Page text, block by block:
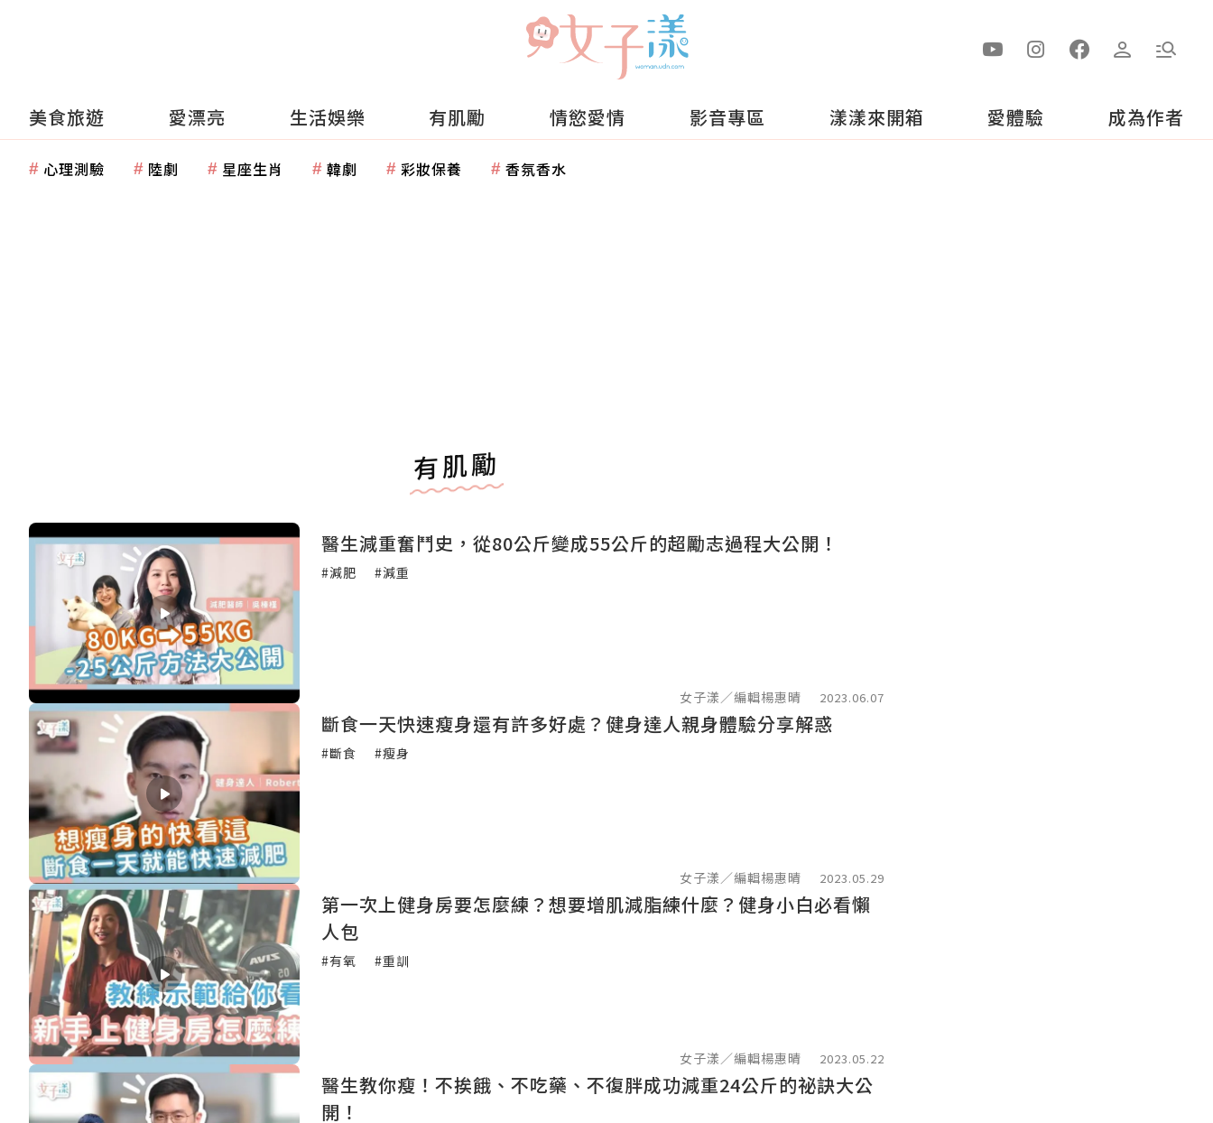
美食旅遊 愛漂亮 生活娛樂 有肌勵 情慾愛情 影音專區 漾漾來開箱 愛體驗 成為作者
心理測驗 陸劇 星座生肖 韓劇 彩妝保養 香氛香水
有肌勵
醫生減重奮鬥史，從80公斤變成55公斤的超勵志過程大公開！
#減肥 #減重
女子漾／編輯楊惠晴 2023.06.07
斷食一天快速瘦身還有許多好處？健身達人親身體驗分享解惑
#斷食 #瘦身
女子漾／編輯楊惠晴 2023.05.29
第一次上健身房要怎麼練？想要增肌減脂練什麼？健身小白必看懶
人包
#有氧 #重訓
女子漾／編輯楊惠晴 2023.05.22
醫生教你瘦！不挨餓、不吃藥、不復胖成功減重24公斤的祕訣大公
開！